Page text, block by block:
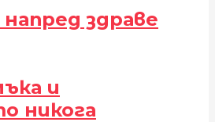
здраве
и
никога